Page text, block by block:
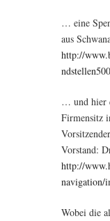
… eine
aus
http://
… und hier
Fir­men­sitz
Vor­stand:
http://
navigation/
Wobei die